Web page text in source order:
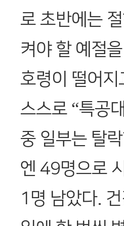
로 초반에는
켜야 할 예절
호령이 떨어
스스로 “특공
중 일부는 탈
엔 49명으로
1명 남았다.